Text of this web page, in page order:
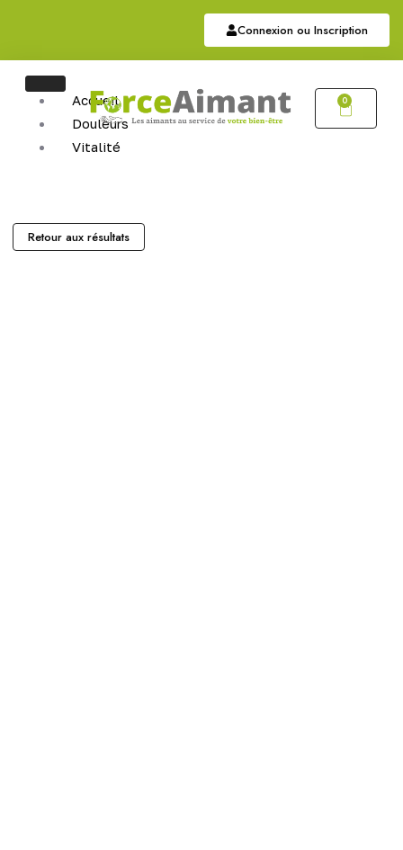
Connexion ou Inscription
Accueil
Douleurs
Vitalité
Hématite
0
Retour aux résultats